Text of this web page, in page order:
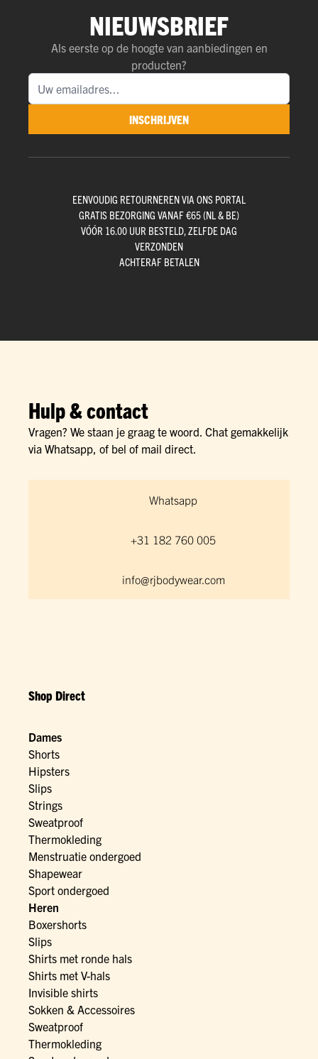
NIEUWSBRIEF
Als eerste op de hoogte van aanbiedingen en
producten?
INSCHRIJVEN
EENVOUDIG RETOURNEREN VIA ONS PORTAL
GRATIS BEZORGING VANAF €65 (NL & BE)
VÓÓR 16.00 UUR BESTELD, ZELFDE DAG
VERZONDEN
ACHTERAF BETALEN
Hulp & contact
Vragen? We staan je graag te woord. Chat gemakkelijk
via Whatsapp, of bel of mail direct.
Whatsapp
+31 182 760 005
info@rjbodywear.com
Shop Direct
Dames
Shorts
Hipsters
Slips
Strings
Sweatproof
Thermokleding
Menstruatie ondergoed
Shapewear
Sport ondergoed
Heren
Boxershorts
Slips
Shirts met ronde hals
Shirts met V-hals
Invisible shirts
Sokken & Accessoires
Sweatproof
Thermokleding